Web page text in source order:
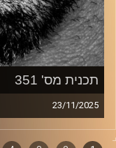
תכנית מס' 351
23/11/2025
זיפים, מוזיקה